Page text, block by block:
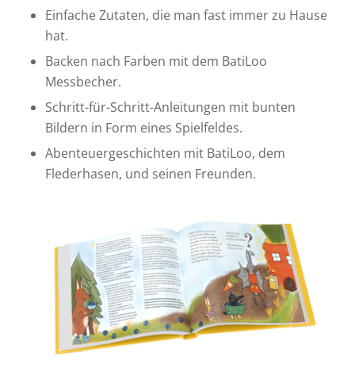
Einfache Zutaten, die man fast immer zu Hause
hat.
Backen nach Farben mit dem BatiLoo
Messbecher.
Schritt-für-Schritt-Anleitungen mit bunten
Bildern in Form eines Spielfeldes.
Abenteuergeschichten mit BatiLoo, dem
Flederhasen, und seinen Freunden.